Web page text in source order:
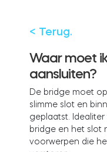
Integraties
Tedee GO
Tedee GO2
BLOG
< Terug.
Waar moet
aansluiten?
De bridge moet
slimme slot en
geplaatst.
bridge en het slot
voorwerpen die